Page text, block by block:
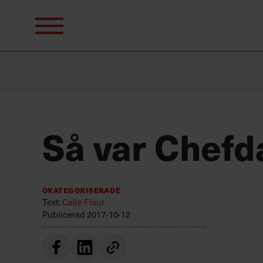
efter:
Så var
Okategoriserade
Text: Calle Fleur
Publicerad 2017-10-12